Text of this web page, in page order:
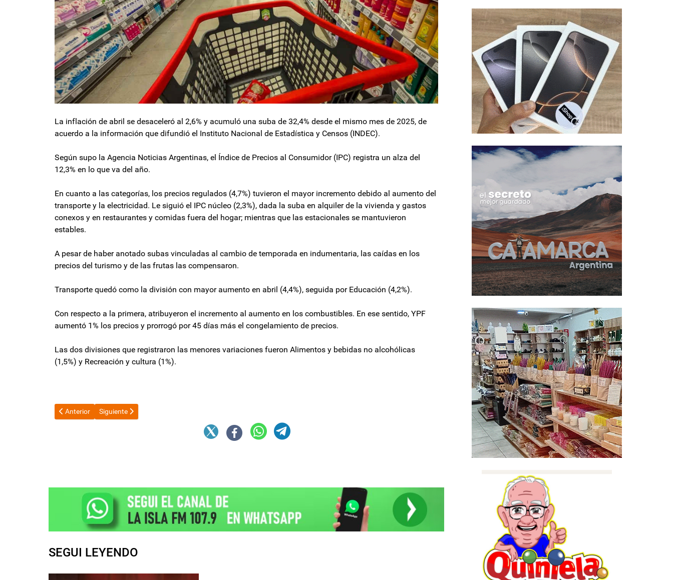
La inflación de abril se desaceleró al 2,6% y acumuló una suba de 32,4% desde el mismo mes de 2025, de
acuerdo a la información que difundió el Instituto Nacional de Estadística y Censos (INDEC).
Según supo la Agencia Noticias Argentinas, el Índice de Precios al Consumidor (IPC) registra un alza del
12,3% en lo que va del año.
En cuanto a las categorías, los precios regulados (4,7%) tuvieron el mayor incremento debido al aumento del
transporte y la electricidad. Le siguió el IPC núcleo (2,3%), dada la suba en alquiler de la vivienda y gastos
conexos y en restaurantes y comidas fuera del hogar; mientras que las estacionales se mantuvieron
estables.
A pesar de haber anotado subas vinculadas al cambio de temporada en indumentaria, las caídas en los
precios del turismo y de las frutas las compensaron.
Transporte quedó como la división con mayor aumento en abril (4,4%), seguida por Educación (4,2%).
Con respecto a la primera, atribuyeron el incremento al aumento en los combustibles. En ese sentido, YPF
aumentó 1% los precios y prorrogó por 45 días más el congelamiento de precios.
Las dos divisiones que registraron las menores variaciones fueron Alimentos y bebidas no alcohólicas
(1,5%) y Recreación y cultura (1%).
Artículo anterior: El FMI tratará la revisión del acuerdo con Argentina la semana próxima y vendrán los US$1.000 millones
Anterior Artículo siguiente: Patricia Bullrich renovó su ultimátum a Manuel Adorni y habló de la interna con Karina Milei
Siguiente
SEGUI LEYENDO